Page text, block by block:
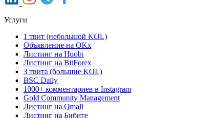
Услуги
1 твит (небольшой KOL)
Объявление на OKx
Листинг на Huobi
Листинг на BitForex
3 твита (большие KOL)
BSC Daily
1000+ комментариев в Instagram
Gold Community Management
Листинг на Qmall
Листинг на Бибите